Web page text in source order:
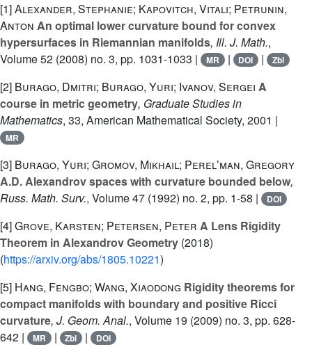
[1]Alexander, Stephanie; Kapovitch, Vitali; Petrunin,
Anton An optimal lower curvature bound for convex
hypersurfaces in Riemannian manifolds, Ill. J. Math.,
Volume 52 (2008) no. 3, pp. 1031-1033 | MR | DOI | Zbl
[2] Burago, Dmitri; Burago, Yuri; Ivanov, Sergei A
course in metric geometry, Graduate Studies in
Mathematics, 33, American Mathematical Society, 2001 |
MR
[3] Burago, Yuri; Gromov, Mikhail; Perelʼman, Gregory
A.D. Alexandrov spaces with curvature bounded below,
Russ. Math. Surv., Volume 47 (1992) no. 2, pp. 1-58 | DOI
[4]Grove, Karsten; Petersen, Peter A Lens Rigidity
Theorem in Alexandrov Geometry (2018)
(https://arxiv.org/abs/1805.10221)
[5] Hang, Fengbo; Wang, Xiaodong Rigidity theorems for
compact manifolds with boundary and positive Ricci
curvature, J. Geom. Anal., Volume 19 (2009) no. 3, pp. 628-
642 |
MR | Zbl | DOI